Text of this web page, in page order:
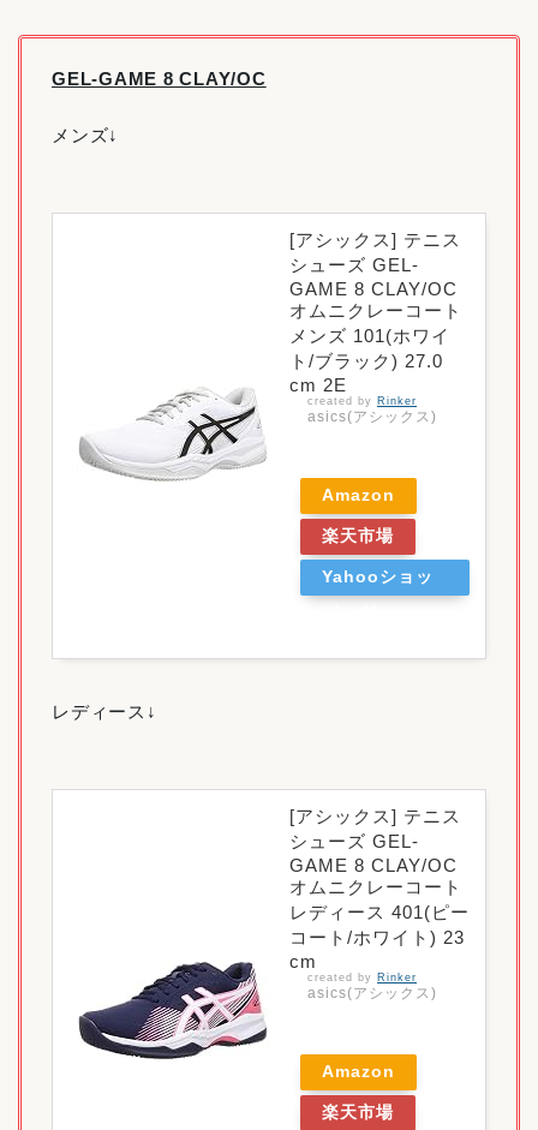
GEL-GAME 8 CLAY/OC
メンズ↓
[アシックス] テニス
シューズ GEL-
GAME 8 CLAY/OC
オムニクレーコート
メンズ 101(ホワイ
ト/ブラック) 27.0
cm 2E
created by Rinker
asics(アシックス)
Amazon
楽天市場
Yahooショッ
レディース↓
[アシックス] テニス
シューズ GEL-
GAME 8 CLAY/OC
オムニクレーコート
レディース 401(ピー
コート/ホワイト) 23
cm
created by Rinker
asics(アシックス)
Amazon
楽天市場